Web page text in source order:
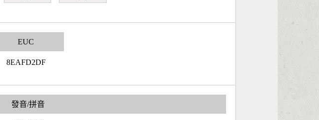
EUC
8EAFD2DF
發音/拼音